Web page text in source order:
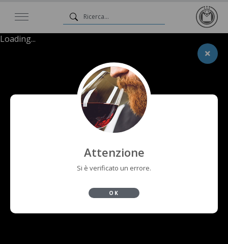
Loading...
Attenzione
Si è verificato un errore.
OK